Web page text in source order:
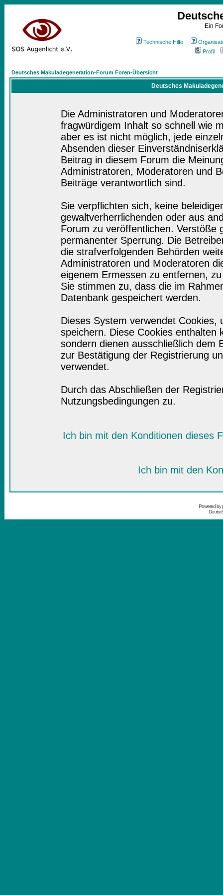
Ein
Technische Hilfe
Profil
Deutsches Makuladegeneration-Forum Foren-Übersicht
Deutsches
Die Administratoren und
fragwürdigem Inhalt so schnell wie
aber es ist nicht möglich, jede
Absenden dieser
Beitrag in diesem Forum die
Administratoren, Moderatoren und
Beiträge verantwortlich sind.
Sie verpflichten sich, keine
gewaltverherrlichenden oder aus
Forum zu veröffentlichen. Verstöße
permanenter Sperrung. Die
die strafverfolgenden Behörden
Administratoren und Moderatoren
eigenem Ermessen zu entfernen,
Sie stimmen zu, dass die im
Datenbank gespeichert werden.
Dieses System verwendet
speichern. Diese Cookies enthalten
sondern dienen ausschließlich dem
zur Bestätigung der Registrierung
verwendet.
Durch das Abschließen der
Nutzungsbedingungen zu.
Ich bin mit den Konditionen dieses
Ich bin mit den
Powered by